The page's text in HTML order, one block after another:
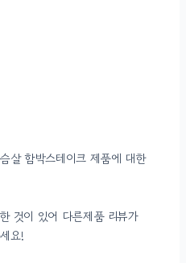
살 함박스테이크 제품에 대한
것이 있어 다른제품 리뷰가
요!